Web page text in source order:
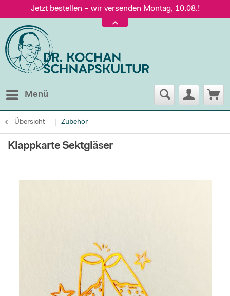
Jetzt bestellen – wir versenden Montag, 10.08.!
Versand nur 5,60 €, gratis ab 95 € Warenwert
Jetzt bestellen – wir versenden Montag, 10.08.!
Menü
Übersicht Zubehör
Klappkarte Sektgläser